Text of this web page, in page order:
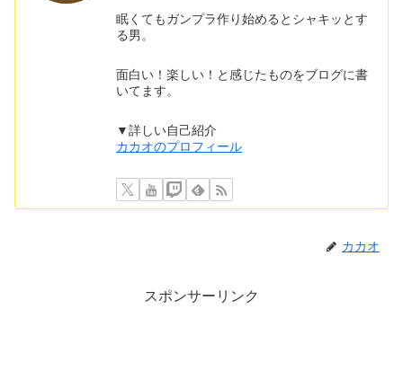
眠くてもガンプラ作り始めるとシャキッとす
る男。
面白い！楽しい！と感じたものをブログに書
いてます。
▼詳しい自己紹介
カカオのプロフィール
カカオ
スポンサーリンク